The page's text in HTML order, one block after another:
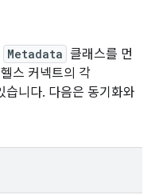
Metadata 클래스를 먼
스 커넥트의 각
습니다. 다음은 동기화와